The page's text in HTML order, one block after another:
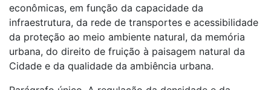
econômicas, em função da capacidade da
infraestrutura, da rede de transportes e acessibilidade
da proteção ao meio ambiente natural, da memória
urbana, do direito de fruição à paisagem natural da
Cidade e da qualidade da ambiência urbana.